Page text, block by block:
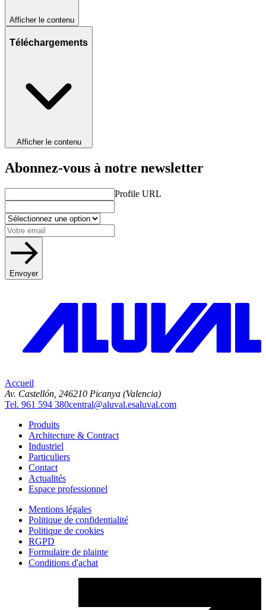
Afficher le contenu
Téléchargements
Afficher le contenu
Abonnez-vous à notre newsletter
Profile URL
Envoyer
Accueil
Av. Castellón, 246210 Picanya (Valencia)
Tel. 961 594 380central@aluval.esaluval.com
Produits
Architecture & Contract
Industriel
Particuliers
Contact
Actualités
Espace professionnel
Mentions légales
Politique de confidentialité
Politique de cookies
RGPD
Formulaire de plainte
Conditions d'achat